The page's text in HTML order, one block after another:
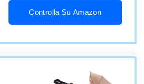
Controlla Su Amazon